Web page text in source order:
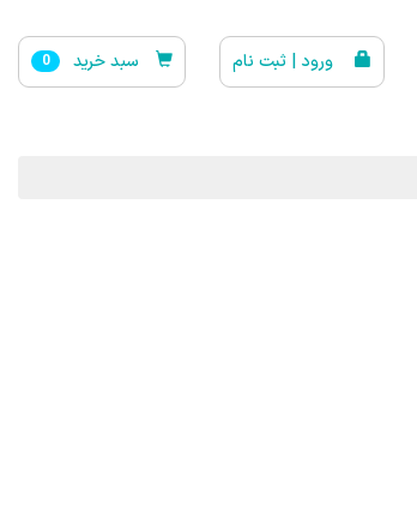
ورود | ثبت نام سبد خرید 0